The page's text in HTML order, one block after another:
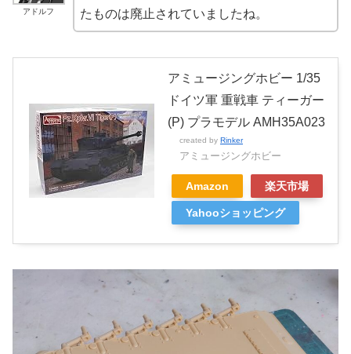
アドルフ
たものは廃止されていましたね。
アミュージングホビー 1/35
ドイツ軍 重戦車 ティーガー
(P) プラモデル AMH35A023
created by Rinker
アミュージングホビー
Amazon 楽天市場
Yahooショッピング